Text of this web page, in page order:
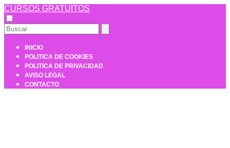
CURSOS GRATUITOS
INICIO
POLITICA DE COOKIES
POLITICA DE PRIVACIDAD
AVISO LEGAL
CONTACTO